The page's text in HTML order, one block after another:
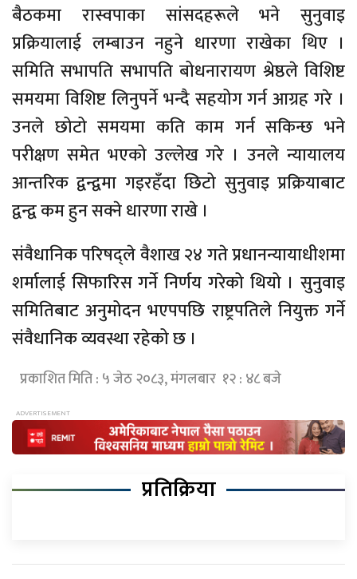
बैठकमा रास्वपाका सांसदहरूले भने सुनुवाइ
प्रक्रियालाई लम्बाउन नहुने धारणा राखेका थिए ।
समिति सभापति सभापति बोधनारायण श्रेष्ठले विशिष्ट
समयमा विशिष्ट लिनुपर्ने भन्दै सहयोग गर्न आग्रह गरे ।
उनले छोटो समयमा कति काम गर्न सकिन्छ भने
परीक्षण समेत भएको उल्लेख गरे । उनले न्यायालय
आन्तरिक द्वन्द्वमा गइरहँदा छिटो सुनुवाइ प्रक्रियाबाट
द्वन्द्व कम हुन सक्ने धारणा राखे ।
संवैधानिक परिषद्ले वैशाख २४ गते प्रधानन्यायाधीशमा
शर्मालाई सिफारिस गर्ने निर्णय गरेको थियो । सुनुवाइ
समितिबाट अनुमोदन भएपपछि राष्ट्रपतिले नियुक्त गर्ने
संवैधानिक व्यवस्था रहेको छ ।
प्रकाशित मिति : ५ जेठ २०८३, मंगलबार १२ : ४८ बजे
प्रतिक्रिया